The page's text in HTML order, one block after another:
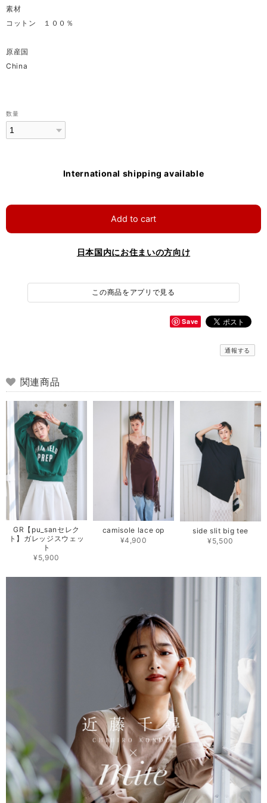
素材
コットン １００％
原産国
China
数量
International shipping available
Add to cart
日本国内にお住まいの方向け
この商品をアプリで見る
Save
通報する
関連商品
GR【pu_sanセレク
ト】ガレッジスウェッ
ト
¥5,900
camisole lace op
¥4,900
side slit big tee
¥5,500